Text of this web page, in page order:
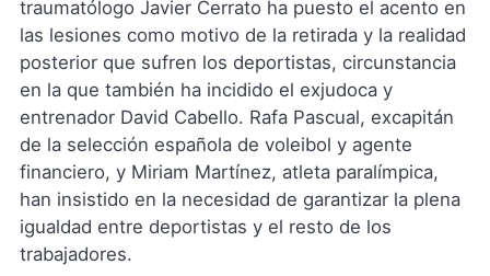
traumatólogo Javier Cerrato ha puesto el acento en
las lesiones como motivo de la retirada y la realidad
posterior que sufren los deportistas, circunstancia
en la que también ha incidido el exjudoca y
entrenador David Cabello. Rafa Pascual, excapitán
de la selección española de voleibol y agente
financiero, y Miriam Martínez, atleta paralímpica,
han insistido en la necesidad de garantizar la plena
igualdad entre deportistas y el resto de los
trabajadores.